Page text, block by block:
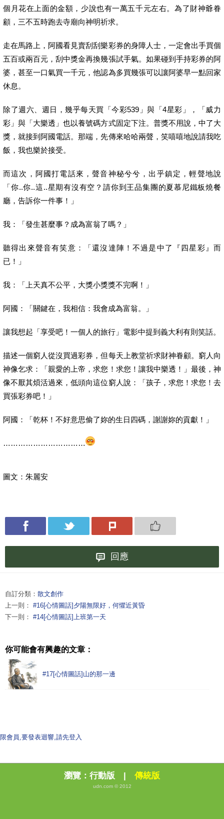
個月花在上面的金額，少說也有一萬五千元左右。為了財神爺眷
顧，三不五時跑去寺廟向神明祈求。
走在馬路上，阿國看見賣刮刮樂彩券的身障人士，一定會出手買個
五百或兩百元，刮中獎金再換幾張試手氣。如果碰到手持彩券的阿
婆，甚至一口氣買一千元，他認為多買幾張可以讓阿婆早一點回家
休息。
除了週六、週日，幾乎每天買「今彩539 」與「4星彩」，「威力
彩」與「大樂透」也以養號碼方式固定下注。普獎不用說，中了大
獎，就接到阿國電話。那端，先傳來哈哈兩聲，笑嘻嘻地說請我吃
飯，我也樂於接受。
而這次，阿國打電話來，聲音神秘兮兮，出乎鎮定，輕聲地說
「你..你..這..星期有沒有空？請你到王品集團的夏慕尼鐵板燒餐
廳，告訴你一件事！」
我：「發生甚麼事？成為富翁了嗎？」
聽得出來聲音有笑意：「還沒達陣！不過是中了『四星彩』而
已！」
我：「上天真不公平，大獎小獎獎不完啊！」
阿國：「關鍵在，我相信：我會成為富翁。」
讓我想起「享受吧！一個人的旅行」電影中提到義大利有則笑話。
描述一個窮人從沒買過彩券，但每天上教堂祈求財神眷顧。窮人向
神像乞求：「親愛的上帝，求您！求您！讓我中樂透！」最後，神
像不厭其煩活過來，低頭向這位窮人說：「孩子，求您！求您！去
買張彩券吧！」
阿國：「乾杯！不好意思偷了妳的生日四碼，謝謝妳的貢獻！」
……………………………
圖文：朱麗安
回應
自訂分類： 散文創作
上一則： #16[心情圖話]夕陽無限好，何懼近黃昏
下一則： #14[心情圖話]上班第一天
你可能會有興趣的文章：
#17[心情圖話]山的那一邊
限會員,要發表迴響,請先登入
瀏覽： 行動版 傳統版
udn.com © 2012